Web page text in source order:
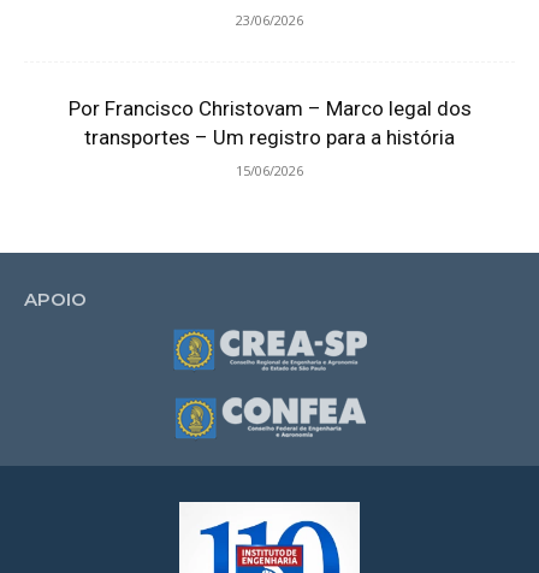
23/06/2026
Por Francisco Christovam – Marco legal dos
transportes – Um registro para a história
15/06/2026
APOIO